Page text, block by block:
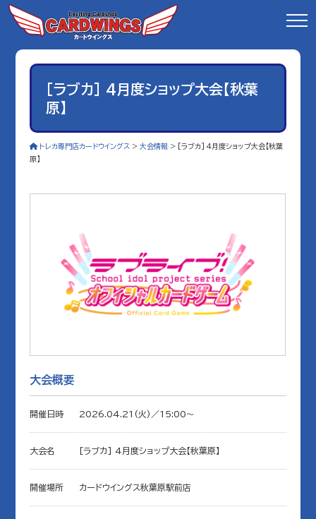
[ラブカ] 4月度ショップ大会【秋葉
原】
トレカ専門店カードウイングス >大会情報 >
[ラブカ] 4月度ショップ大会【秋葉
原】
大会概要
開催日時 2026.04.21(火)／15:00〜
大会名 [ラブカ] 4月度ショップ大会【秋葉原】
開催場所 カードウイングス秋葉原駅前店